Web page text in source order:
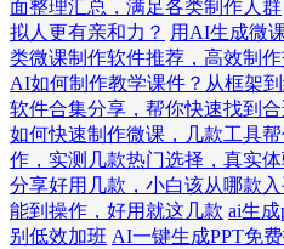
面整理汇总，满足各类制作人群
拟人更有亲和力？ 用AI生成微
类微课制作软件推荐，高效制
AI如何制作教学课件？从框架
软件合集分享，帮你快速找到
如何快速制作微课，几款工具
作，实测几款热门选择，真实
分享好用几款，小白该从哪款
能到操作，好用就这几款 ai生
别低效加班 AI一键生成PPT免